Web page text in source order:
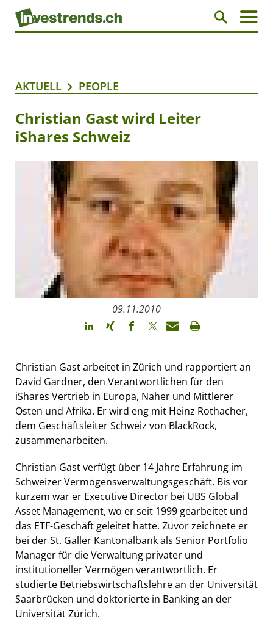
AKTUELL PEOPLE
Christian Gast wird Leiter
iShares Schweiz
09.11.2010
Christian Gast arbeitet in Zürich und rapportiert an
David Gardner, den Verantwortlichen für den
iShares Vertrieb in Europa, Naher und Mittlerer
Osten und Afrika. Er wird eng mit Heinz Rothacher,
dem Geschäftsleiter Schweiz von BlackRock,
zusammenarbeiten.
Christian Gast verfügt über 14 Jahre Erfahrung im
Schweizer Vermögensverwaltungsgeschäft. Bis vor
kurzem war er Executive Director bei UBS Global
Asset Management, wo er seit 1999 gearbeitet und
das ETF-Geschäft geleitet hatte. Zuvor zeichnete er
bei der St. Galler Kantonalbank als Senior Portfolio
Manager für die Verwaltung privater und
institutioneller Vermögen verantwortlich. Er
studierte Betriebswirtschaftslehre an der Universität
Saarbrücken und doktorierte in Banking an der
Universität Zürich.